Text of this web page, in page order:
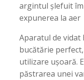
argintul șlefuit
expunerea la aer
Aparatul de vidat
bucătărie
utilizare ușoară.
păstrarea unei